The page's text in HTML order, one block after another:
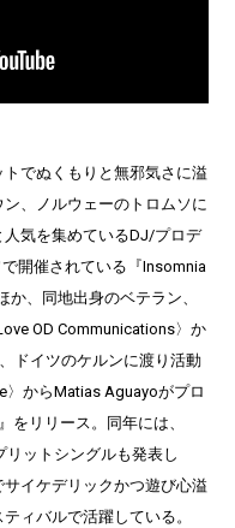
でぬくもりと無邪気さに溢
、ノルウェーのトロムソに
気を集めているDJ/プロデ
開催されている『Insomnia
、同地出身のベテラン、
OD Communications〉か
ドイツのケルンに渡り活動
〉からMatias Aguayoがプロ
をリリース。同年には、
リットシングルも発表し
イケデリックかつ遊び心溢
ィバルで活躍している。